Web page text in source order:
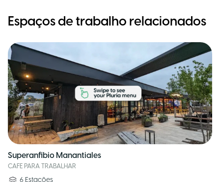
Espaços de trabalho relacionados
Superanfibio Manantiales
CAFE PARA TRABALHAR
6 Estações